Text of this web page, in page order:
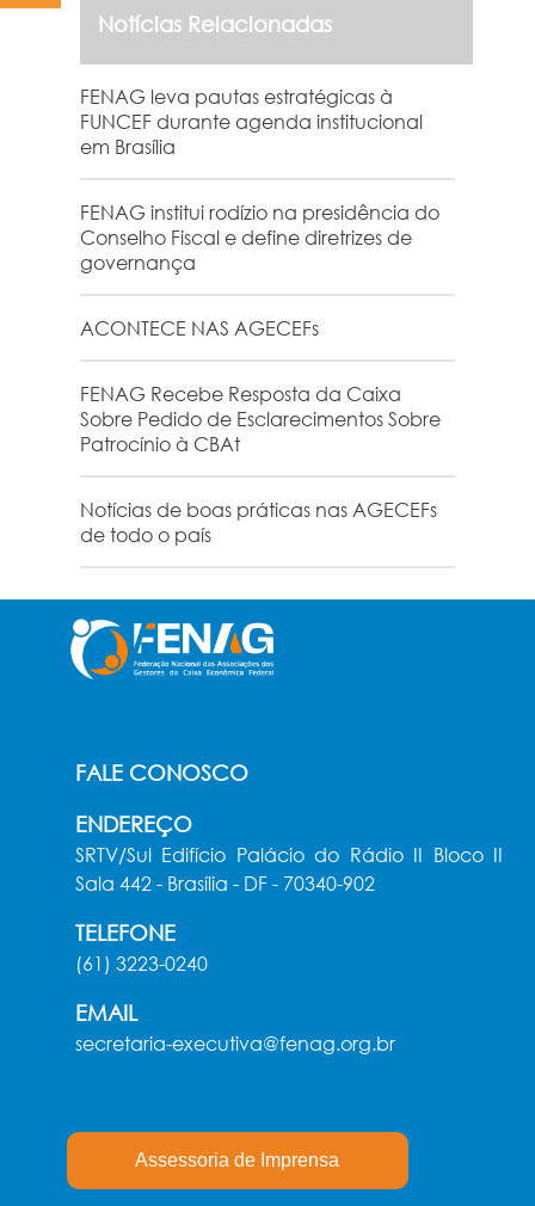
Notícias Relacionadas
FENAG leva pautas estratégicas à
FUNCEF durante agenda institucional
em Brasília
FENAG institui rodízio na presidência do
Conselho Fiscal e define diretrizes de
governança
ACONTECE NAS AGECEFs
FENAG Recebe Resposta da Caixa
Sobre Pedido de Esclarecimentos Sobre
Patrocínio à CBAt
Notícias de boas práticas nas AGECEFs
de todo o país
FALE CONOSCO
ENDEREÇO
SRTV/Sul Edifício Palácio do Rádio II Bloco II
Sala 442 - Brasília - DF - 70340-902
TELEFONE
(61) 3223-0240
EMAIL
secretaria-executiva@fenag.org.br
Assessoria de Imprensa